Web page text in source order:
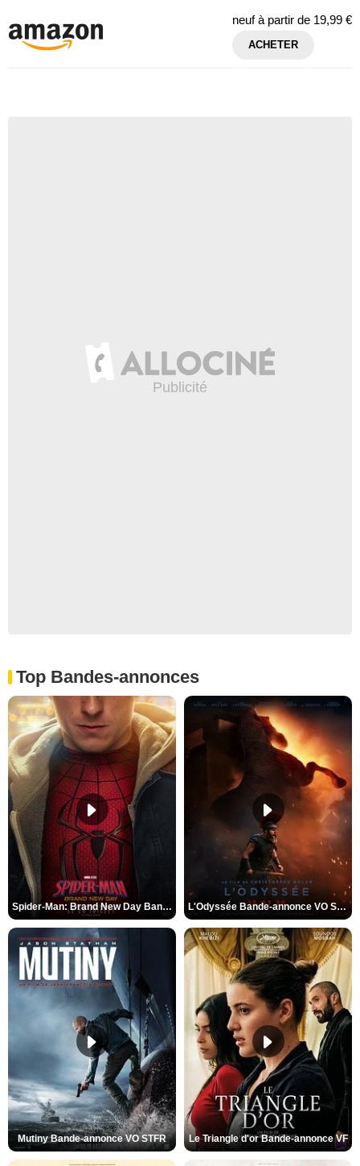
neuf à partir de 19,99 €
ACHETER
Top Bandes-annonces
Spider-Man: Brand New Day Bande-annonce VO STFR L'Odyssée Bande-annonce VO STFR
Mutiny Bande-annonce VO STFR Le Triangle d'or Bande-annonce VF